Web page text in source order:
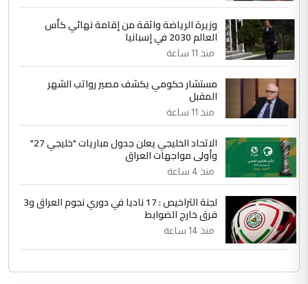
وزيرة الرياضة واثقة من إقامة نهائي كأس
العالم 2030 في إسبانيا
منذ 11 ساعة
مستشار حكومي يكشف مصير رواتب الشهر
المقبل
منذ 11 ساعة
الاتحاد الخليجي يعلن جدول مباريات "خليجي 27"
وأولى مواجهات العراق
منذ 4 ساعة
لجنة التراخيص : 17 ناديا في دوري نجوم العراق و3
فرق خارج الضوابط
منذ 14 ساعة